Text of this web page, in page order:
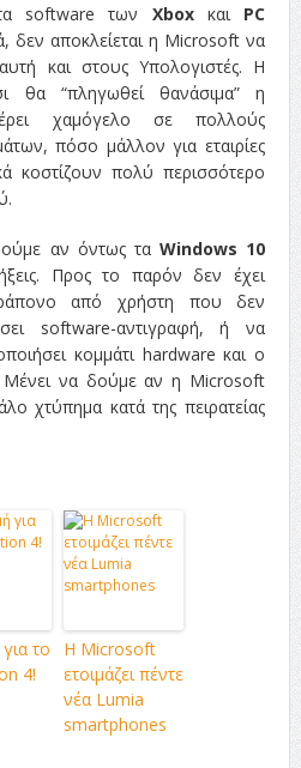
software των Xboxκαι PC
δεν αποκλείεται η Microsoft να
και στους Υπολογιστές. Η
θα “πληγωθεί θανάσιμα” η
χαμόγελο σε πολλούς
πόσο μάλλον για εταιρίες
κοστίζουν πολύ περισσότερο
αν όντως τα Windows 10
Προς το παρόν δεν έχει
από χρήστη που δεν
software-αντιγραφή, ή να
κομμάτι hardware και ο
Μένει να δούμε αν η Microsoft
χτύπημα κατά της πειρατείας
το
4!
Η Microsoft
ετοιμάζει πέντε
νέα Lumia
smartphones